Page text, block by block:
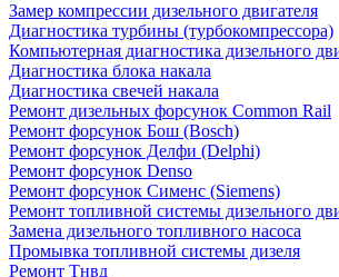
Замер компрессии дизельного двигателя
Диагностика турбины (турбокомпрессора)
Компьютерная диагностика дизельного
Диагностика блока накала
Диагностика свечей накала
Ремонт дизельных форсунок Common Rail
Ремонт форсунок Бош (Bosch)
Ремонт форсунок Делфи (Delphi)
Ремонт форсунок Denso
Ремонт форсунок Сименс (Siemens)
Ремонт топливной системы дизельного
Замена дизельного топливного насоса
Промывка топливной системы дизеля
Ремонт Тнвд